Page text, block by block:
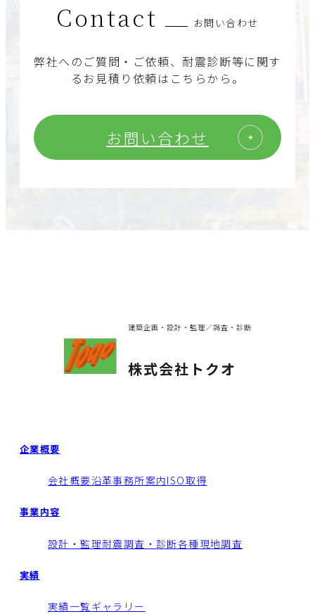
Contact お問い合わせ
弊社へのご質問・ご依頼、耐震診断等に関す
るお見積り依頼はこちらから。
お問い合わせ
建築企画・設計・監理／調査・診断
株式会社トクオ
企業概要
会社概要沿革事務所案内ISO取得
事業内容
設計・監理耐震調査・診断各種現地調査
実績
実績一覧 ギャラリー